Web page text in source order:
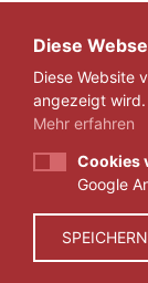
« 1 ...
© 2026 ZEIT
Diese
Diese Website
angezeigt wird.
Mehr erfahren
Cookies
Google
SPEICHERN